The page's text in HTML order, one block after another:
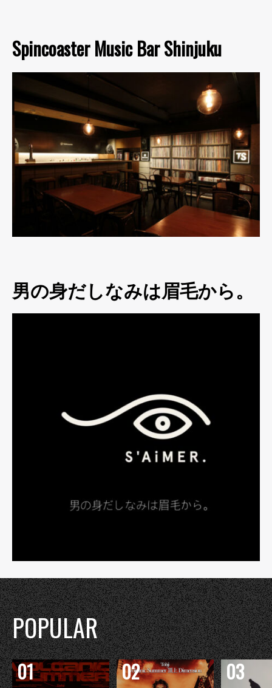
Spincoaster Music Bar Shinjuku
男の身だしなみは眉毛から。
POPULAR